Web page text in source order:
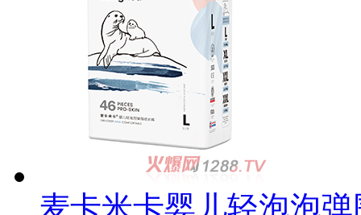
麦卡米卡婴儿轻泡泡